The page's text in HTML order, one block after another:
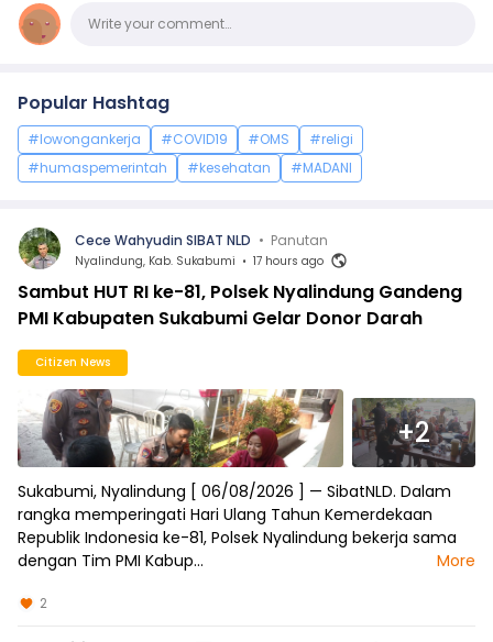
CommentsWrite your comment…
Popular Hashtag
#lowongankerja #COVID19 #OMS
#religi
#humaspemerintah
#kesehatan #MADANI
Cece Wahyudin SIBAT NLD • Panutan
Nyalindung, Kab. Sukabumi • 17 hours ago
Sambut HUT RI ke-81, Polsek Nyalindung Gandeng
PMI Kabupaten Sukabumi Gelar Donor Darah
Citizen News
+2
Sukabumi, Nyalindung [ 06/08/2026 ] — SibatNLD. Dalam
rangka memperingati Hari Ulang Tahun Kemerdekaan
Republik Indonesia ke-81, Polsek Nyalindung bekerja sama
dengan Tim PMI Kabup…
More
2